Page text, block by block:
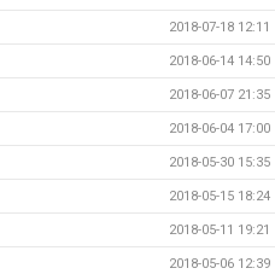
2018-07-18 12:11
2018-06-14 14:50
2018-06-07 21:35
2018-06-04 17:00
2018-05-30 15:35
2018-05-15 18:24
2018-05-11 19:21
2018-05-06 12:39